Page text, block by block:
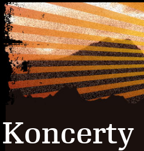
Koncerty